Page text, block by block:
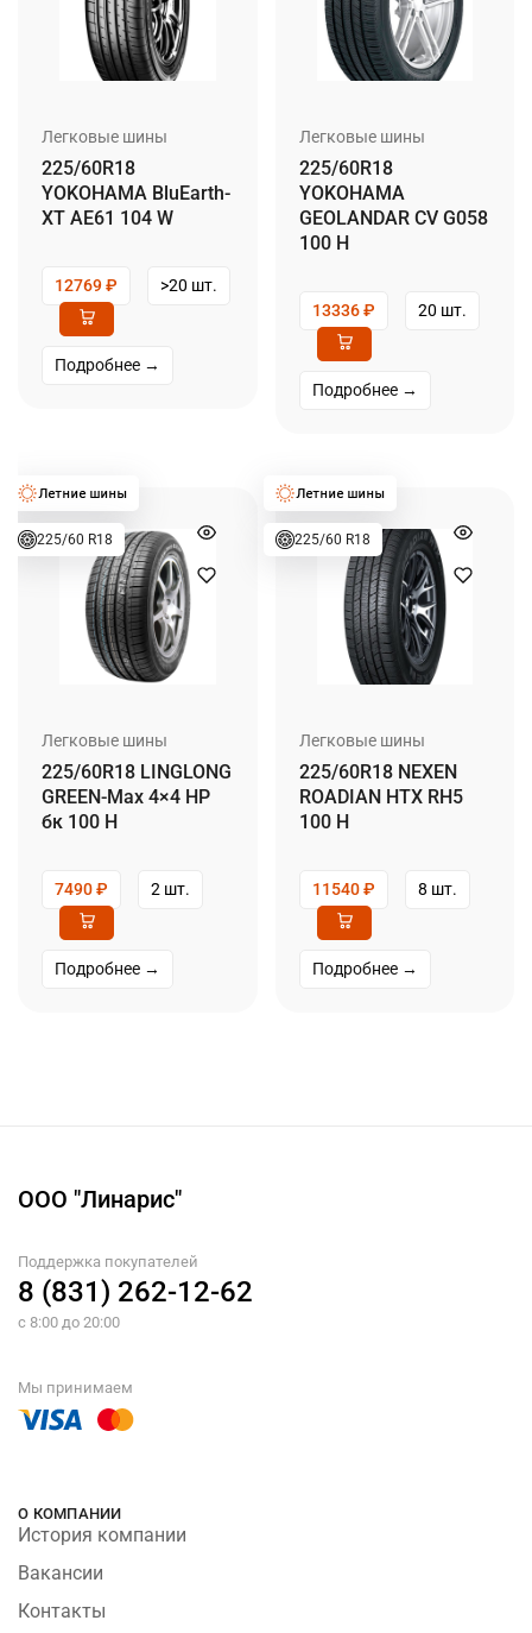
Легковые шины
225/60R18
YOKOHAMA BluEarth-
XT AE61 104 W
12769₽ >20 шт.
Подробнее →
Легковые шины
225/60R18
YOKOHAMA
GEOLANDAR CV G058
100 H
13336₽ 20 шт.
Подробнее →
225/60 R18
Легковые шины
225/60R18 LINGLONG
GREEN-Max 4×4 HP
бк 100 H
7490₽ 2 шт.
Подробнее →
225/60 R18
Легковые шины
225/60R18 NEXEN
ROADIAN HTX RH5
100 H
11540₽ 8 шт.
Подробнее →
ООО "Линарис"
Поддержка покупателей
8 (831) 262-12-62
с 8:00 до 20:00
Мы принимаем
О КОМПАНИИ
История компании
Вакансии
Контакты